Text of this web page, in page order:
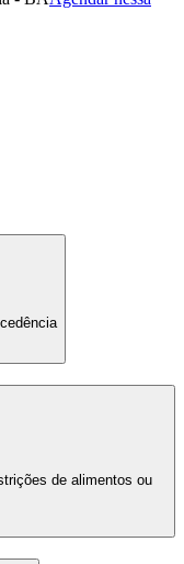
de alimentos ou